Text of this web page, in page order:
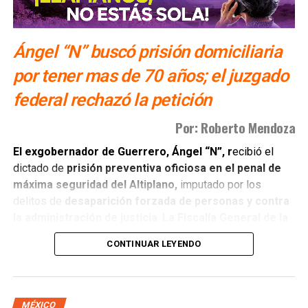
mediados de la semana. Mientras tanto, el aguacate
proveniente del estado de Jalisco se procesa y exporta
hacia territorio estadounidense con normalidad, ya que
dicha entidad no estuvo involucrada en la alerta que
provocó la pausa de las operaciones.
También lee: Ingresa ex gobernador de Guerrero al penal
Ángel “N” buscó prisión domiciliaria
por tener mas de 70 años; el juzgado
federal rechazó la petición
Por: Roberto Mendoza
El exgobernador de Guerrero, Ángel “N”, recibió el
dictado de prisión preventiva oficiosa en el penal de
máxima seguridad del Altiplano, imputado por los
delitos de
desaparición forzada de personas y contra
República (FGR)sustentó la acusación señalando la
instrucción directa para desaparecer los videos del
Durante la audiencia inicial, el imputado ingresó a la
CONTINUAR LEYENDO
MÉXICO